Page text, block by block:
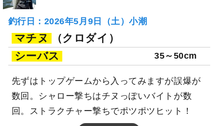
釣行日：2026年5月9日（土）小潮
マチヌ
（クロダイ）
シーバス
35～50cm
先ずはトップゲームから入ってみますが誤爆が
数回。シャロー撃ちはチヌっぽいバイトが数
回。ストラクチャー撃ちでポツポツヒット！